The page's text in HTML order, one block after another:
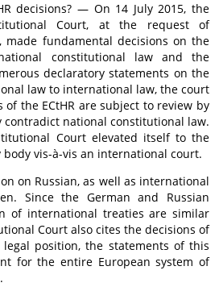
decisions? — On 14 July 2015, the
Court, at the request of
made fundamental decisions on the
constitutional law and the
declaratory statements on the
law to international law, the court
the ECtHR are subject to review by
national constitutional law.
Court elevated itself to the
vis-à-vis an international court.
on Russian, as well as international
Since the German and Russian
of international treaties are similar
Court also cites the decisions of
position, the statements of this
for the entire European system of